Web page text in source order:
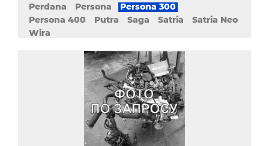
Perdana
Persona
Persona 300
Persona 400
Putra Saga Satria
Satria Neo
Wira